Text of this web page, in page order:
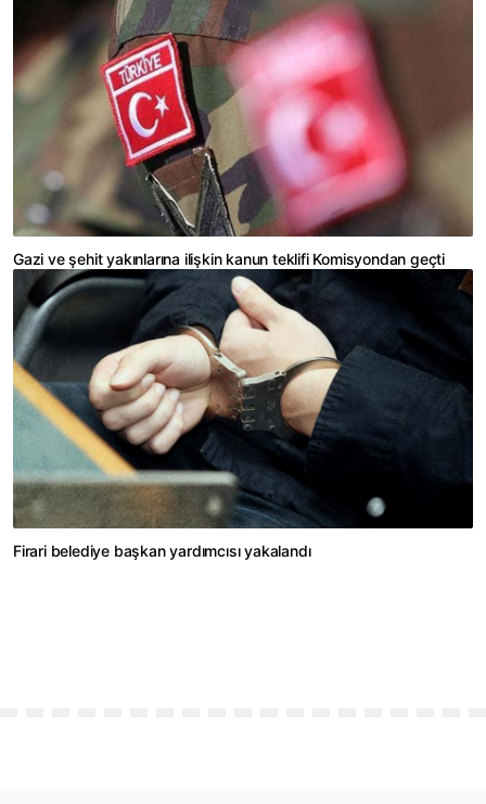
Gazi ve şehit yakınlarına ilişkin kanun teklifi Komisyondan geçti
Firari belediye başkan yardımcısı yakalandı